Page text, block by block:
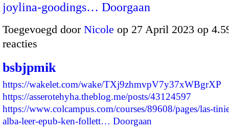
joylina-goodings… Doorgaan
Toegevoegd door Nicole op 27 April 2023 op
reacties
bsbjpmik
https://wakelet.com/wake/TXj9zhmvpV7y37xWBgrXP
https://asserotehyha.theblog.me/posts/43124597
https://www.colcampus.com/courses/89608/pages/las-
alba-leer-epub-ken-follett… Doorgaan